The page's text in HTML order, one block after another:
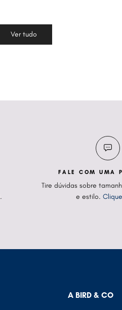
Ver tudo
.
FALE COM UMA
Tire dúvidas sobre
e estilo.
A BIRD & CO